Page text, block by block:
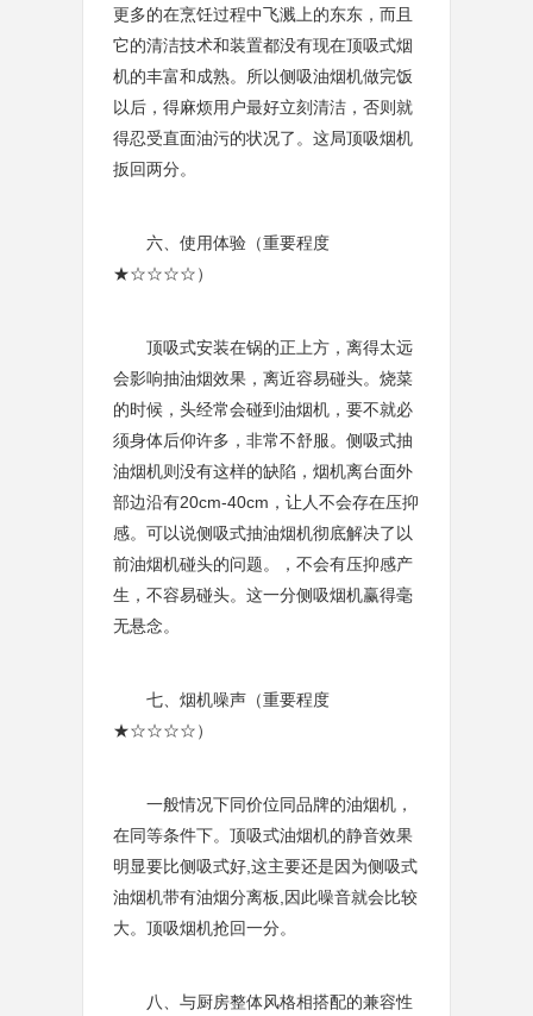
更多的在烹饪过程中飞溅上的东东，而且
它的清洁技术和装置都没有现在顶吸式烟
机的丰富和成熟。所以侧吸油烟机做完饭
以后，得麻烦用户最好立刻清洁，否则就
得忍受直面油污的状况了。这局顶吸烟机
扳回两分。
六、使用体验（重要程度
★☆☆☆☆）
顶吸式安装在锅的正上方，离得太远
会影响抽油烟效果，离近容易碰头。烧菜
的时候，头经常会碰到油烟机，要不就必
须身体后仰许多，非常不舒服。侧吸式抽
油烟机则没有这样的缺陷，烟机离台面外
部边沿有20cm-40cm，让人不会存在压抑
感。可以说侧吸式抽油烟机彻底解决了以
前油烟机碰头的问题。，不会有压抑感产
生，不容易碰头。这一分侧吸烟机赢得毫
无悬念。
七、烟机噪声（重要程度
★☆☆☆☆）
一般情况下同价位同品牌的油烟机，
在同等条件下。顶吸式油烟机的静音效果
明显要比侧吸式好,这主要还是因为侧吸式
油烟机带有油烟分离板,因此噪音就会比较
大。顶吸烟机抢回一分。
八、与厨房整体风格相搭配的兼容性